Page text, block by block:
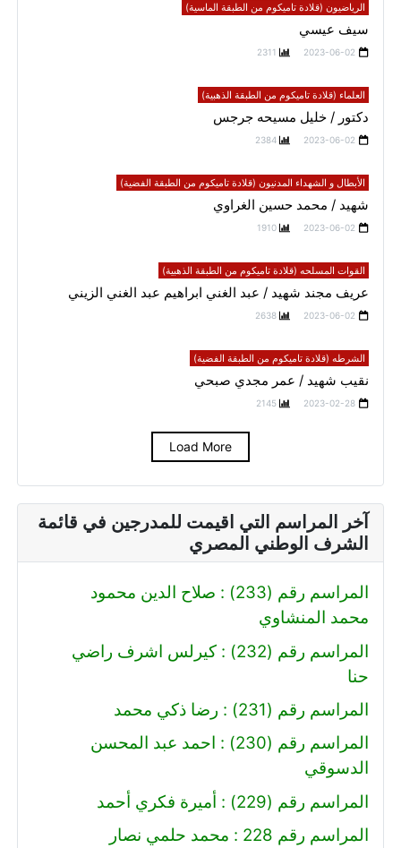
الرياضيون (قلادة تاميكوم من الطبقة الماسية)
سيف عيسي
2023-06-02
2311
العلماء (قلادة تاميكوم من الطبقة الذهبية)
دكتور / خليل مسيحه جرجس
2023-06-02
2384
الأبطال و الشهداء المدنيون (قلادة تاميكوم من الطبقة الفضية)
شهيد / محمد حسين الغراوي
2023-06-02
1910
القوات المسلحه (قلادة تاميكوم من الطبقة الذهبية)
عريف مجند شهيد / عبد الغني ابراهيم عبد الغني الزيني
2023-06-02
2638
الشرطه (قلادة تاميكوم من الطبقة الفضية)
نقيب شهيد / عمر مجدي صبحي
2023-02-28
2145
Load More
آخر المراسم التي اقيمت للمدرجين في قائمة
الشرف الوطني المصري
المراسم رقم (233) : صلاح الدين محمود
محمد المنشاوي
المراسم رقم (232) : كيرلس اشرف راضي
حنا
المراسم رقم (231) : رضا ذكي محمد
المراسم رقم (230) : احمد عبد المحسن
الدسوقي
المراسم رقم (229) : أميرة فكري أحمد
المراسم رقم 228 : محمد حلمي نصار